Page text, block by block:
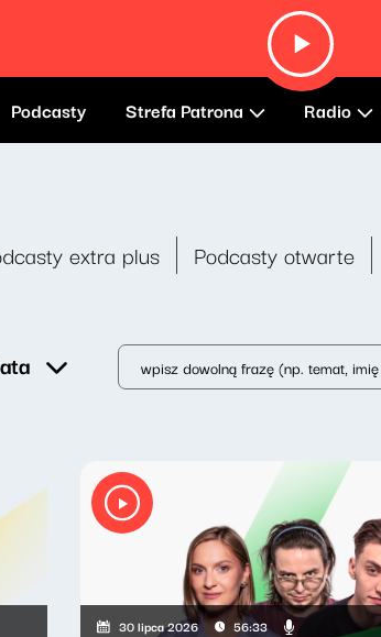
Podcasty Strefa Patrona Radio
extra plus Podcasty otwarte
30 lipca 2026 56:33